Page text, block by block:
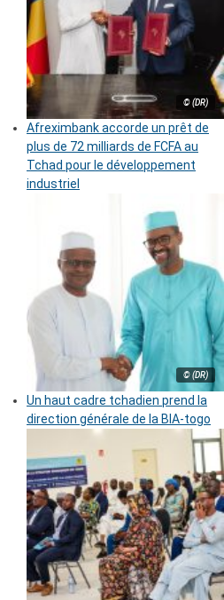
© (DR)
Afreximbank accorde un prêt de
plus de 72 milliards de FCFA au
Tchad pour le développement
industriel
© (DR)
Un haut cadre tchadien prend la
direction générale de la BIA-togo